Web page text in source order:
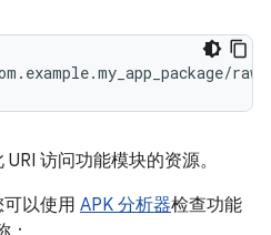
访问功能模块的资源。
以使用 APK 分析器检查功能